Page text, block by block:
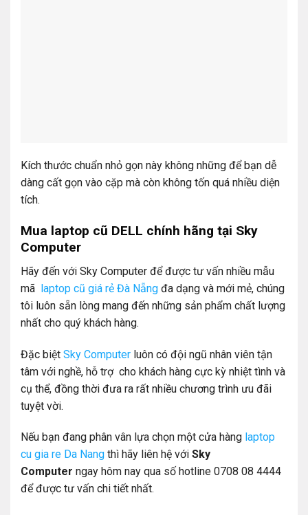
Kích thước chuẩn nhỏ gọn này không những để bạn dễ
dàng cất gọn vào cặp mà còn không tốn quá nhiều diện
tích.
Mua laptop cũ DELL chính hãng tại Sky
Computer
Hãy đến với Sky Computer để được tư vấn nhiều mẫu
mã laptop cũ giá rẻ Đà Nẵng đa dạng và mới mẻ, chúng
tôi luôn sẵn lòng mang đến những sản phẩm chất lượng
nhất cho quý khách hàng.
Đặc biệt Sky Computer luôn có đội ngũ nhân viên tận
tâm với nghề, hỗ trợ cho khách hàng cực kỳ nhiệt tình và
cụ thể, đồng thời đưa ra rất nhiều chương trình ưu đãi
tuyệt vời.
Nếu bạn đang phân vân lựa chọn một cửa hàng laptop
cu gia re Da Nang thì hãy liên hệ với Sky
Computer ngay hôm nay qua số hotline 0708 08 4444
để được tư vấn chi tiết nhất.